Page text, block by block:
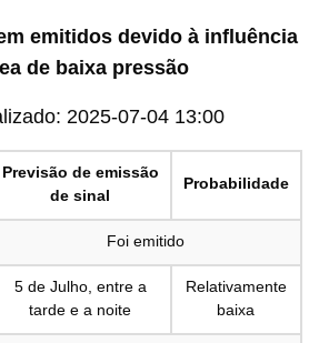
emitidos devido à influência
de baixa pressão
2025-07-04 13:00
Previsão de emissão
de sinal
Probabilidade
Foi emitido
5 de Julho, entre a
tarde e a noite
Relativamente
baixa